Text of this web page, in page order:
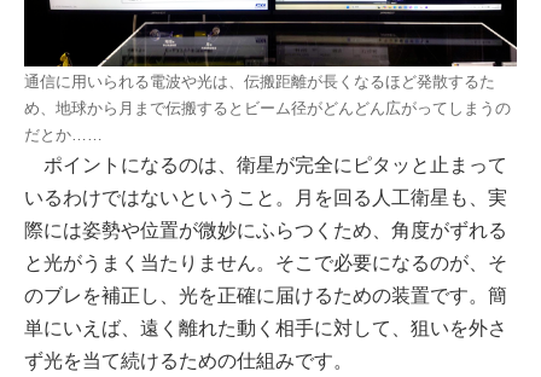
通信に用いられる電波や光は、伝搬距離が長くなるほど発散するた
め、地球から月まで伝搬するとビーム径がどんどん広がってしまうの
だとか……
ポイントになるのは、衛星が完全にピタッと止まって
いるわけではないということ。月を回る人工衛星も、実
際には姿勢や位置が微妙にふらつくため、角度がずれる
と光がうまく当たりません。そこで必要になるのが、そ
のブレを補正し、光を正確に届けるための装置です。簡
単にいえば、遠く離れた動く相手に対して、狙いを外さ
ず光を当て続けるための仕組みです。